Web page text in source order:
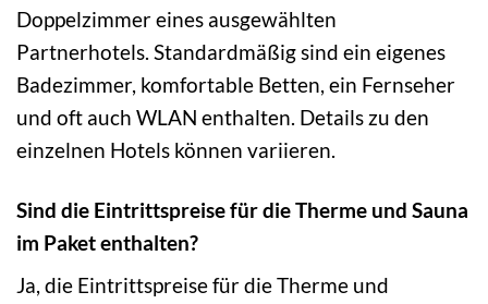
Doppelzimmer eines ausgewählten
Partnerhotels. Standardmäßig sind ein eigenes
Badezimmer, komfortable Betten, ein Fernseher
und oft auch WLAN enthalten. Details zu den
einzelnen Hotels können variieren.
Sind die Eintrittspreise für die Therme und Sauna
im Paket enthalten?
Ja, die Eintrittspreise für die Therme und